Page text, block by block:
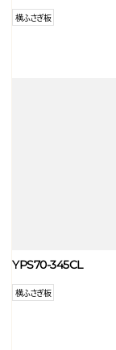
横ふさぎ板
YPS70-345CL
横ふさぎ板